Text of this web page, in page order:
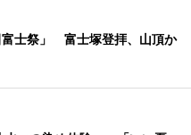
富士祭」 富士塚登拝、山頂か